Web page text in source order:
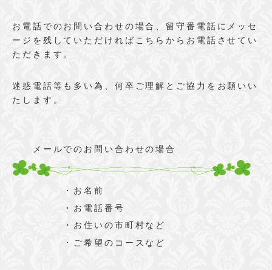
お電話でのお問い合わせの場合、留守番電話にメッセ
ージを残していただければこちらからお電話させてい
ただきます。
迷惑電話等も多い為、 何卒ご理解とご協力をお願いい
たします。
メールでのお問い合わせの場合
・お名前
・お電話番号
・お住いの市町村など
・ご希望のコースなど